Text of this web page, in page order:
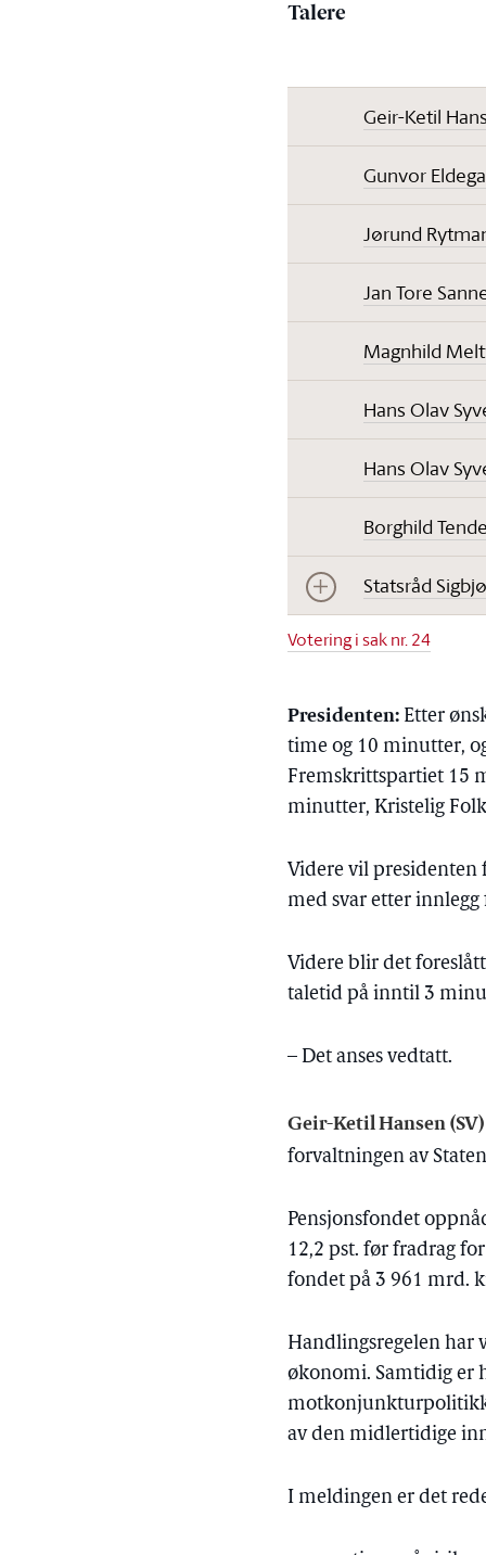
Talere
Geir-Ketil
Gunvor
Jørund
Jan Tore
Magnhild
Hans Olav
Hans Olav
Borghild
Statsråd
Votering i sak nr. 24
Presidenten: Etter
time og 10 minutter,
Fremskrittspartiet 15
minutter, Kristelig
Videre vil
med svar etter
Videre blir det
taletid på inntil 3
– Det anses vedtatt.
Geir-Ketil Hansen
forvaltningen av
Pensjonsfondet
12,2 pst. før fradrag
fondet på 3 961 mrd.
Handlingsregelen har
økonomi. Samtidig er
motkonjunkturpolitikk
av den midlertidige
I meldingen er det